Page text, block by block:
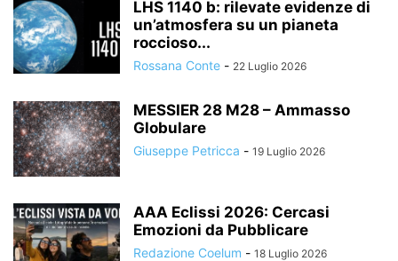
LHS 1140 b: rilevate evidenze di
un’atmosfera su un pianeta
roccioso...
Rossana Conte - 22 Luglio 2026
MESSIER 28 M28 – Ammasso
Globulare
Giuseppe Petricca - 19 Luglio 2026
AAA Eclissi 2026: Cercasi
Emozioni da Pubblicare
Redazione Coelum - 18 Luglio 2026